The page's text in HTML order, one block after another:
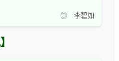
◎ 李碧如